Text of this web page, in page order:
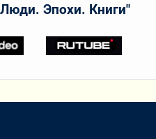
Эпохи. Книги"